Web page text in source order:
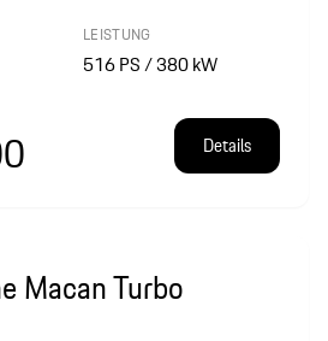
LEISTUNG
516 PS / 380 kW
Details
Macan Turbo